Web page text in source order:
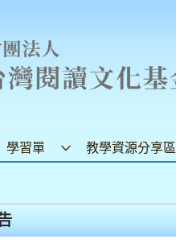
學習單 教學資源分享區